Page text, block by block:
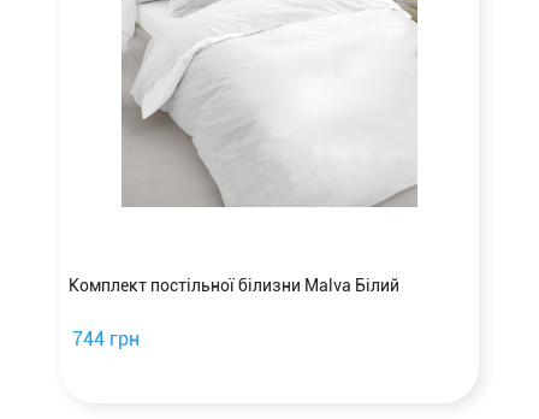
Комплект постільної білизни Malva Білий
744 грн